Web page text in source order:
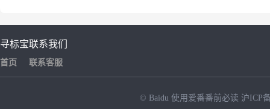
寻标宝
首页
联系我们
联系客服
© Baidu 使用爱番番前必读 沪ICP